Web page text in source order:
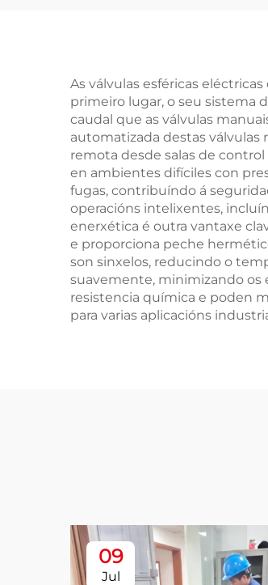
As válvulas esféricas
primeiro lugar, o seu sistema
caudal que as válvulas
automatizada destas
remota desde salas de
en ambientes difíciles con
fugas, contribuíndo á
operacións intelixentes,
enerxética é outra vantaxe
e proporciona peche
son sinxelos, reducindo o
suavemente, minimizando os
resistencia química e poden
para varias aplicacións
09
Jul